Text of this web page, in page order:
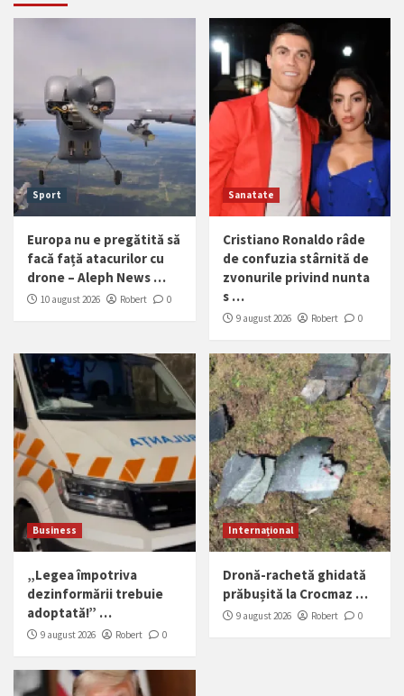
Sport
Europa nu e pregătită să
facă față atacurilor cu
drone – Aleph News …
10 august 2026 Robert 0
Sanatate
Cristiano Ronaldo râde
de confuzia stârnită de
zvonurile privind nunta
s …
9 august 2026 Robert 0
Business
„Legea împotriva
dezinformării trebuie
adoptată!” …
9 august 2026 Robert 0
Internațional
Dronă-rachetă ghidată
prăbușită la Crocmaz …
9 august 2026 Robert 0